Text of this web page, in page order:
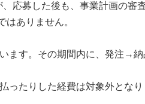
応募した後も、事業計画の審
ありません。
ます。その期間内に、発注→
たりした経費は対象外とな